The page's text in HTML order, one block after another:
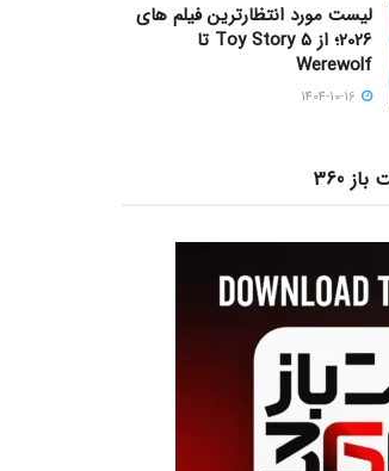
لیست مورد انتظارترین فیلم های
2026؛ از Toy Story 5 تا
Werewolf
360